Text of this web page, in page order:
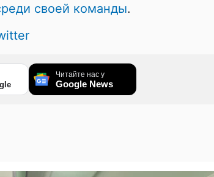
своей команды.
Читайте нас у
Google News